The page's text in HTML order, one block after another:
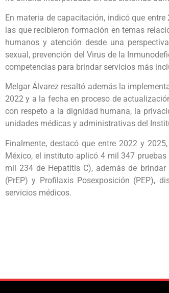
En materia de capacitación, indicó que
las que recibieron formación en temas
humanos y atención desde una
sexual, prevención del Virus de la
competencias para brindar servicios más
Melgar Álvarez resaltó además la
2022 y a la fecha en proceso de
con respeto a la dignidad humana, la
unidades médicas y administrativas del
Finalmente, destacó que entre 2022 y
México, el instituto aplicó 4 mil 347
mil 234 de Hepatitis C), además de
(PrEP) y Profilaxis Posexposición (PEP),
servicios médicos.